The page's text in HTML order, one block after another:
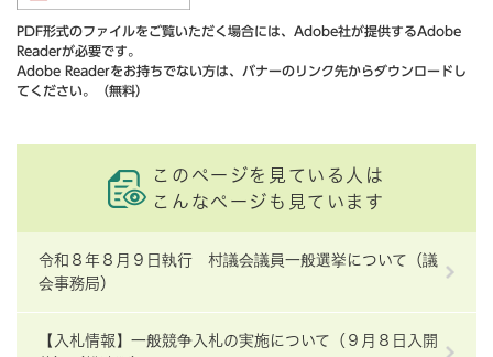
PDF形式のファイルをご覧いただく場合には、Adobe社が提供するAdobe
Readerが必要です。
Adobe Readerをお持ちでない方は、バナーのリンク先からダウンロードし
てください。（無料）
このページを見ている人は
こんなページも見ています
令和８年８月９日執行 村議会議員一般選挙について（議
会事務局）
【入札情報】一般競争入札の実施について（９月８日入開